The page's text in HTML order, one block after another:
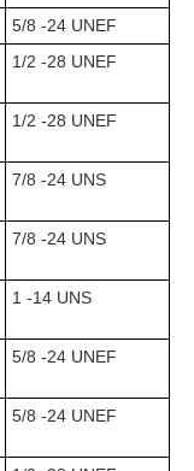
5/8 -24 UNEF
1/2 -28 UNEF
1/2 -28 UNEF
7/8 -24 UNS
7/8 -24 UNS
1 -14 UNS
5/8 -24 UNEF
5/8 -24 UNEF